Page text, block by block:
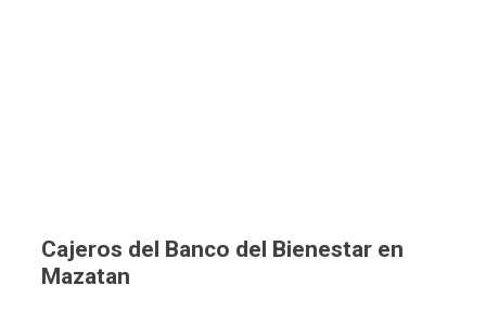
Cajeros del Banco del Bienestar en
Mazatan